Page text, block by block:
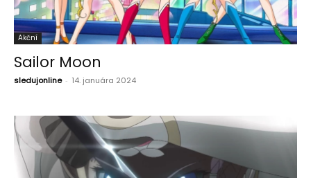
Akční
Sailor Moon
sledujonline - 14. januára 2024